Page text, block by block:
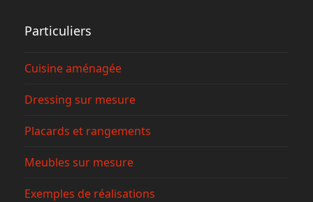
Particuliers
Cuisine aménagée
Dressing sur mesure
Placards et rangements
Meubles sur mesure
Exemples de réalisations